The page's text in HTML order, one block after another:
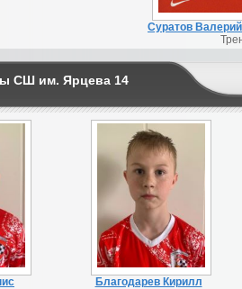
Суратов
СШ им. Ярцева 14
Благодарев Кирилл